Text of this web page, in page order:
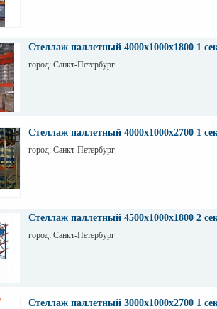
Стеллаж паллетный 4000х1000х1800 1
город: Санкт-Петербург
Стеллаж паллетный 4000х1000х2700 1
город: Санкт-Петербург
Стеллаж паллетный 4500х1000х1800 2
город: Санкт-Петербург
Стеллаж паллетный 3000х1000х2700 1